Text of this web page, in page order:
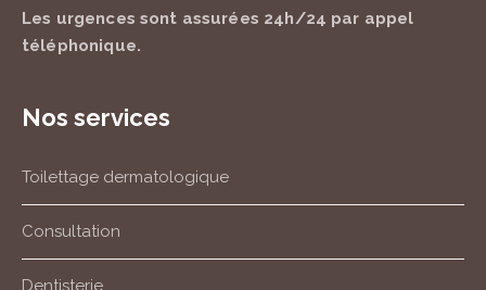
Les urgences sont assurées 24h/24 par appel
téléphonique.
Nos services
Toilettage dermatologique
Consultation
Dentisterie